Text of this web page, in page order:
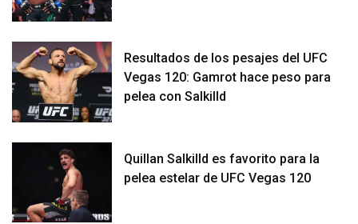
Resultados de los pesajes del UFC
Vegas 120: Gamrot hace peso para
pelea con Salkilld
Quillan Salkilld es favorito para la
pelea estelar de UFC Vegas 120